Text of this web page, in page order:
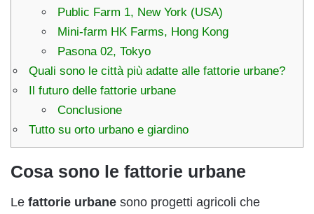
Public Farm 1, New York (USA)
Mini-farm HK Farms, Hong Kong
Pasona 02, Tokyo
Quali sono le città più adatte alle fattorie urbane?
Il futuro delle fattorie urbane
Conclusione
Tutto su orto urbano e giardino
Cosa sono le fattorie urbane
Le fattorie urbane sono progetti agricoli che